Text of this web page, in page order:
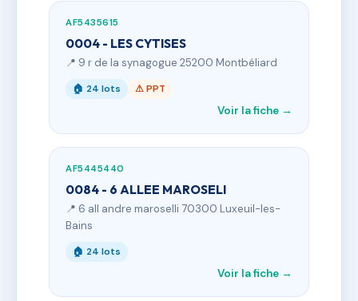
AF5435615
0004 - LES CYTISES
📍 9 r de la synagogue 25200 Montbéliard
🏠 24 lots ⚠ PPT
Voir la fiche →
AF5445440
0084 - 6 ALLEE MAROSELI
📍 6 all andre maroselli 70300 Luxeuil-les-
Bains
🏠 24 lots
Voir la fiche →